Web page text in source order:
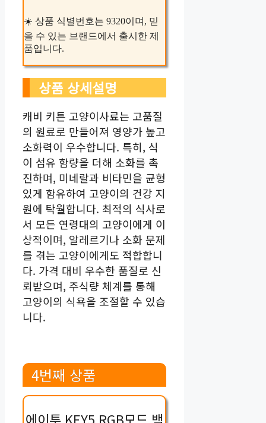
☀️ 상품 식별번호는 9320이며, 믿
을 수 있는 브랜드에서 출시한 제
품입니다.
상품 상세설명
캐비 키튼 고양이사료는 고품질
의 원료로 만들어져 영양가 높고
소화력이 우수합니다. 특히, 식
이 섬유 함량을 더해 소화를 촉
진하며, 미네랄과 비타민을 균형
있게 함유하여 고양이의 건강 지
원에 탁월합니다. 최적의 식사로
서 모든 연령대의 고양이에게 이
상적이며, 알레르기나 소화 문제
를 겪는 고양이에게도 적합합니
다. 가격 대비 우수한 품질로 신
뢰받으며, 주식량 체계를 통해
고양이의 식욕을 조절할 수 있습
니다.
4번째 상품
에이투 KEY5 RGB모드 백